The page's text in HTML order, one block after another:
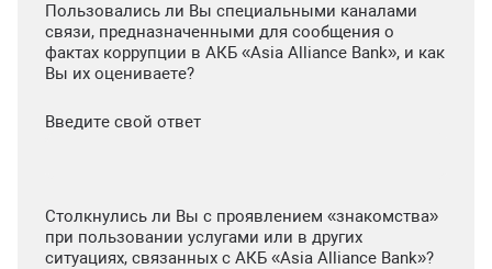
Пользовались ли Вы специальными каналами
связи, предназначенными для сообщения о
фактах коррупции в АКБ «Asia Alliance Bank», и как
Вы их оцениваете?
Введите свой ответ
Столкнулись ли Вы с проявлением «знакомства»
при пользовании услугами или в других
ситуациях, связанных с АКБ «Asia Alliance Bank»?